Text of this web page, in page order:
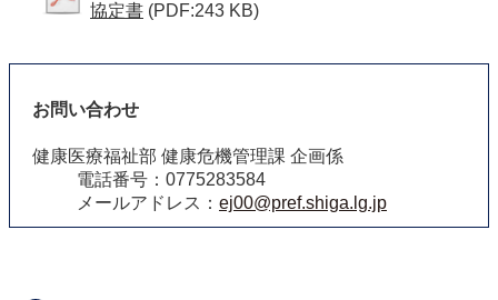
協定書 (PDF:243 KB)
お問い合わせ
健康医療福祉部 健康危機管理課 企画係
電話番号：0775283584
メールアドレス： ej00@pref.shiga.lg.jp